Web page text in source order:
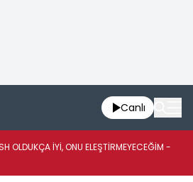
Canlı
OLDUKÇA İYİ, ONU ELEŞTİRMEYECEĞİM -